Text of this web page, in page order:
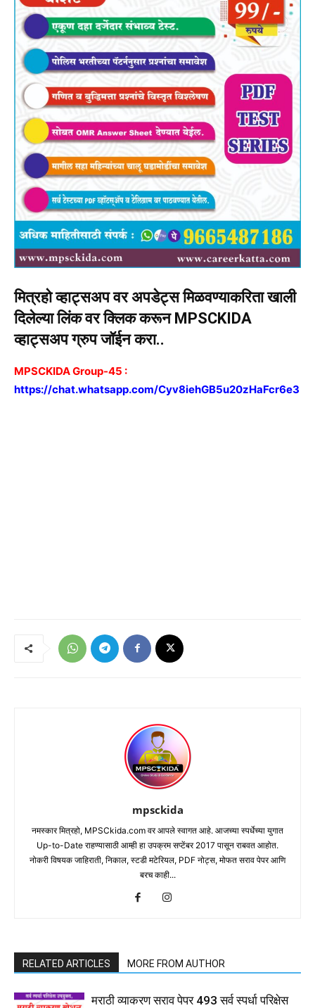
मित्रहो व्हाट्सअप वर अपडेट्स मिळवण्याकरिता खाली
दिलेल्या लिंक वर क्लिक करून MPSCKIDA
व्हाट्सअप ग्रुप जॉईन करा..
MPSCKIDA Group-45 :
https://chat.whatsapp.com/Cyv8iehGB5u20zHaFcr6e3
mpsckida
नमस्कार मित्रहो, MPSCkida.com वर आपले स्वागत आहे. आजच्या स्पर्धेच्या युगात
Up-to-Date राहण्यासाठी आम्ही हा उपक्रम सप्टेंबर 2017 पासून राबवत आहोत.
नोकरी विषयक जाहिराती, निकाल, स्टडी मटेरियल, PDF नोट्स, मोफत सराव पेपर आणि
बरच काही...
RELATED ARTICLES MORE FROM AUTHOR
मराठी व्याकरण सराव पेपर 493 सर्व स्पर्धा परिक्षेस